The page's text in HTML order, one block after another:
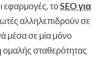
εφαρμογές, τοSEO για
αλληλεπιδρούν σε
μέσα σε μία μόνο
σταθερότητας